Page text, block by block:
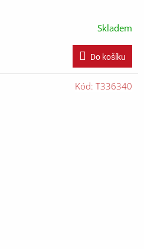
Skladem
Do košíku
Kód: T336340